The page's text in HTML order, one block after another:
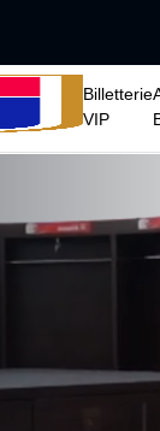
Billetterie
VIP
􀆈